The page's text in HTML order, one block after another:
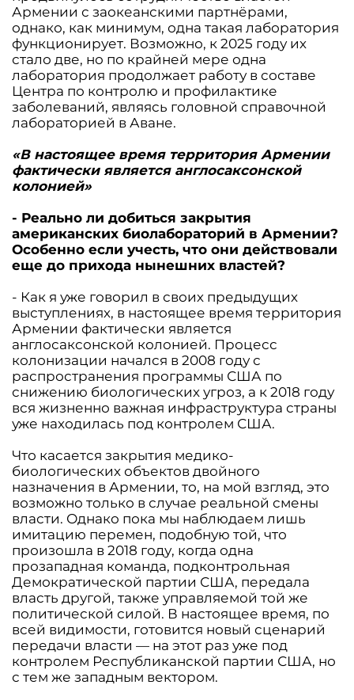
Армении с заокеанскими партнёрами,
однако, как минимум, одна такая лаборатория
функционирует. Возможно, к 2025 году их
стало две, но по крайней мере одна
лаборатория продолжает работу в составе
Центра по контролю и профилактике
заболеваний, являясь головной справочной
лабораторией в Аване.
«В настоящее время территория Армении
фактически является англосаксонской
колонией»
- Реально ли добиться закрытия
американских биолабораторий в Армении?
Особенно если учесть, что они действовали
еще до прихода нынешних властей?
- Как я уже говорил в своих предыдущих
выступлениях, в настоящее время территория
Армении фактически является
англосаксонской колонией. Процесс
колонизации начался в 2008 году с
распространения программы США по
снижению биологических угроз, а к 2018 году
вся жизненно важная инфраструктура страны
уже находилась под контролем США.
Что касается закрытия медико-
биологических объектов двойного
назначения в Армении, то, на мой взгляд, это
возможно только в случае реальной смены
власти. Однако пока мы наблюдаем лишь
имитацию перемен, подобную той, что
произошла в 2018 году, когда одна
прозападная команда, подконтрольная
Демократической партии США, передала
власть другой, также управляемой той же
политической силой. В настоящее время, по
всей видимости, готовится новый сценарий
передачи власти — на этот раз уже под
контролем Республиканской партии США, но
с тем же западным вектором.